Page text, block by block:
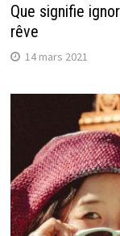
Que signifie
rêve
14 mars 2021